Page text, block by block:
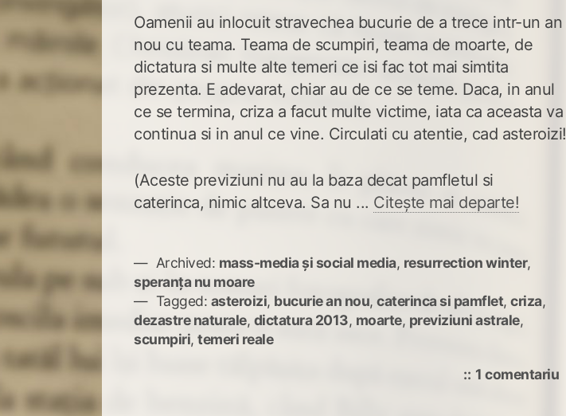
Oamenii au inlocuit stravechea bucurie de a trece intr-un an
nou cu teama. Teama de scumpiri, teama de moarte, de
dictatura si multe alte temeri ce isi fac tot mai simtita
prezenta. E adevarat, chiar au de ce se teme. Daca, in anul
ce se termina, criza a facut multe victime, iata ca aceasta va
continua si in anul ce vine. Circulati cu atentie, cad asteroizi!
(Aceste previziuni nu au la baza decat pamfletul si
caterinca, nimic altceva. Sa nu ... Citește mai departe!
Archived: mass-media și social media, resurrection winter,
speranța nu moare
Tagged: asteroizi, bucurie an nou,caterinca si pamflet,criza,
dezastre naturale, dictatura 2013, moarte, previziuni astrale,
scumpiri,temeri reale
1 comentariula